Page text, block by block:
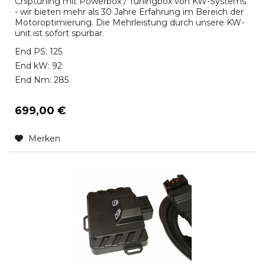
- wir bieten mehr als 30 Jahre Erfahrung im Bereich der
Motoroptimierung. Die Mehrleistung durch unsere KW-
unit ist sofort spürbar.
End PS: 125
End kW: 92
End Nm: 285
699,00 €
Merken